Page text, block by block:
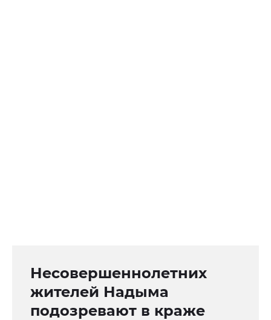
Несовершеннолетних
жителей Надыма
подозревают в краже